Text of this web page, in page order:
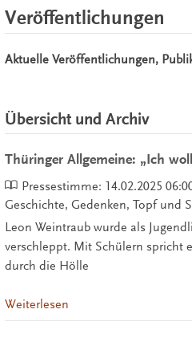
Veröffentlichungen
Aktuelle Veröffentlichungen,
Übersicht und Archiv
Thüringer Allgemeine: „Ich
Pressestimme: 14.02.2025
Geschichte, Gedenken, Topf und
Leon Weintraub wurde als
verschleppt. Mit Schülern spricht
durch die Hölle
Weiterlesen